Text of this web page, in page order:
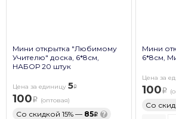
Мини открытка "Любимому
Учителю" доска, 6*8см,
НАБОР 20 штук
Цена за единицу 5
100 (оптовая)
Со скидкой 15% — 85 ?
Мини
6*8см,
Цена за
100
Со